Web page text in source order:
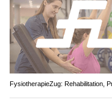
FysiotherapieZug: Rehabilitation,